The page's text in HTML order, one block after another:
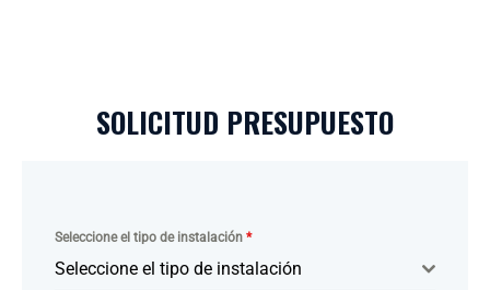
SOLICITUD PRESUPUESTO
Seleccione el tipo de instalación *
Seleccione el tipo de instalación